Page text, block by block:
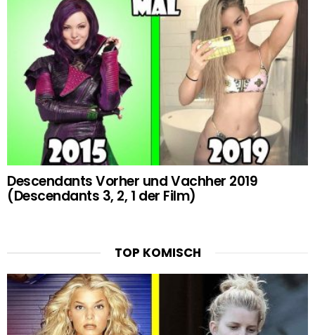
Descendants Vorher und Vachher 2019
(Descendants 3, 2, 1 der Film)
TOP KOMISCH